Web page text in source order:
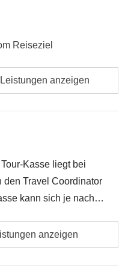
Reiseziel
nicht anders
Rucksack
anzeigen
Kasse liegt bei
den Travel Coordinator
kann sich je nach
Geld wird den
zurückerstattet. Und
versuchen immer
anzeigen